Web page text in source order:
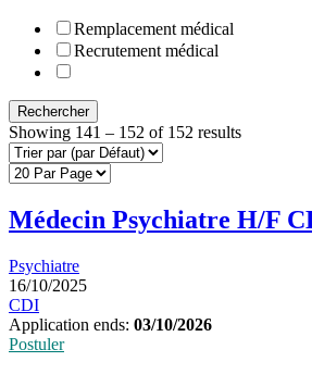
Remplacement médical
Recrutement médical
Rechercher
Showing 141 – 152 of 152 results
Médecin Psychiatre H/F
Psychiatre
16/10/2025
CDI
Application ends: 03/10/2026
Postuler